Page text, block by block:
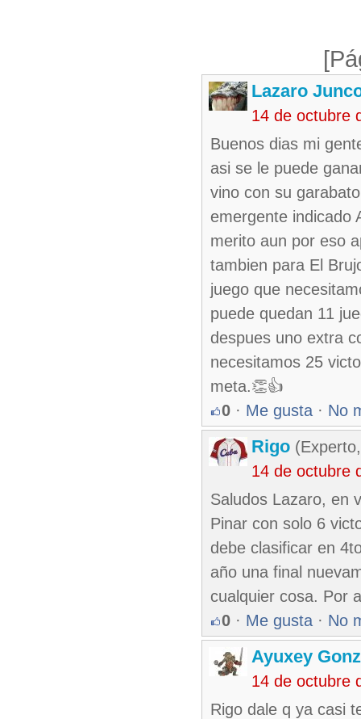
Lazaro
14 de octubre
Buenos dias mi
asi se le puede
vino con su
emergente indicado
merito aun por eso
tambien para El
juego que
puede quedan 11
despues uno extra
necesitamos 25
meta.👏👍
0 · Me gusta · No
Rigo
14 de octubre
Saludos Lazaro, en
Pinar con solo 6
debe clasificar en
año una final
cualquier cosa. Por
0 · Me gusta · No
Ayuxey
14 de octubre
Rigo dale q ya casi